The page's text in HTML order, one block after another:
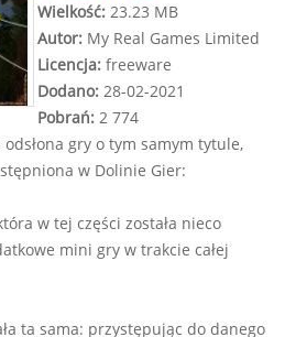
Wielkość: 23.23 MB
Autor: My Real Games Limited
Licencja: freeware
Dodano: 28-02-2021
Pobrań: 2 774
gry o tym samym tytule,
w Dolinie Gier:
w tej części została nieco
mini gry w trakcie całej
ta sama: przystępując do danego